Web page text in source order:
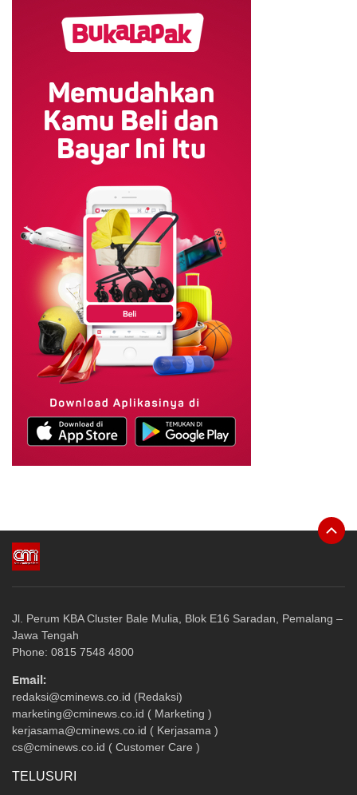
Jl. Perum KBA Cluster Bale Mulia, Blok E16 Saradan, Pemalang –
Jawa Tengah
Phone: 0815 7548 4800
Email:
redaksi@cminews.co.id (Redaksi)
marketing@cminews.co.id ( Marketing )
kerjasama@cminews.co.id ( Kerjasama )
cs@cminews.co.id ( Customer Care )
TELUSURI